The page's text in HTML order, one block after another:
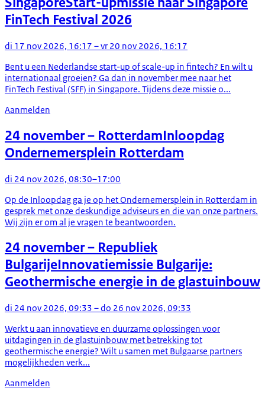
FinTech Festival 2026
di 17 nov 2026, 16:17 – vr 20 nov 2026, 16:17
Bent u een Nederlandse start-up of scale-up in fintech? En wilt u
internationaal groeien? Ga dan in november mee naar het
FinTech Festival (SFF) in Singapore. Tijdens deze missie o...
Aanmelden
24 november– RotterdamInloopdag
Ondernemersplein Rotterdam
di 24 nov 2026, 08:30–17:00
Op de Inloopdag ga je op het Ondernemersplein in Rotterdam in
gesprek met onze deskundige adviseurs en die van onze partners.
Wij zijn er om al je vragen te beantwoorden.
24 november– Republiek
BulgarijeInnovatiemissie Bulgarije:
Geothermische energie in de glastuinbouw
di 24 nov 2026, 09:33 – do 26 nov 2026, 09:33
Werkt u aan innovatieve en duurzame oplossingen voor
uitdagingen in de glastuinbouw met betrekking tot
geothermische energie? Wilt u samen met Bulgaarse partners
mogelijkheden verk...
Aanmelden